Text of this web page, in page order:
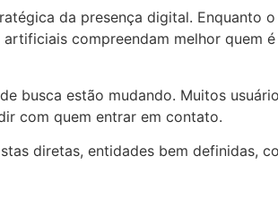
da presença digital. Enquanto
compreendam melhor quem
busca estão mudando. Muitos
com quem entrar em contato.
diretas, entidades bem definidas,